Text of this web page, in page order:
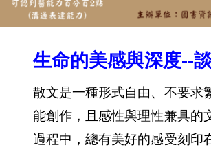
生命的美感與深度--
散文是一種形式自由、不要求
能創作，且感性與理性兼具的
過程中，總有美好的感受刻印